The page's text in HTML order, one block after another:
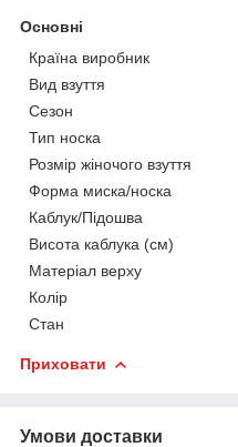
Основні
Країна виробник
Вид взуття
Сезон
Тип носка
Розмір жіночого взуття
Форма миска/носка
Каблук/Підошва
Висота каблука (см)
Матеріал верху
Колір
Стан
Приховати
Умови доставки